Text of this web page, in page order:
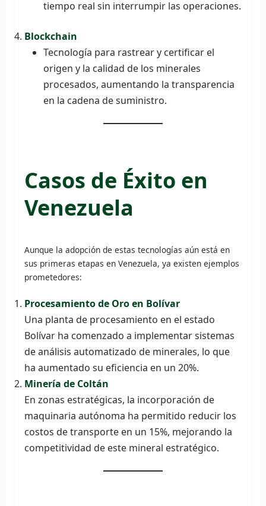
tiempo real sin interrumpir las operaciones.
Blockchain
Tecnología para rastrear y certificar el
origen y la calidad de los minerales
procesados, aumentando la transparencia
en la cadena de suministro.
Casos de Éxito en
Venezuela
Aunque la adopción de estas tecnologías aún está en
sus primeras etapas en Venezuela, ya existen ejemplos
prometedores:
Procesamiento de Oro en Bolívar
Una planta de procesamiento en el estado
Bolívar ha comenzado a implementar sistemas
de análisis automatizado de minerales, lo que
ha aumentado su eficiencia en un 20%.
Minería de Coltán
En zonas estratégicas, la incorporación de
maquinaria autónoma ha permitido reducir los
costos de transporte en un 15%, mejorando la
competitividad de este mineral estratégico.